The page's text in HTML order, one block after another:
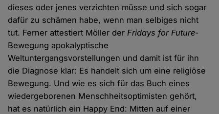
dieses oder jenes verzichten müsse und sich sogar
dafür zu schämen habe, wenn man selbiges nicht
tut. Ferner attestiert Möller der Fridays for Future-
Bewegung apokalyptische
Weltuntergangsvorstellungen und damit ist für ihn
die Diagnose klar: Es handelt sich um eine religiöse
Bewegung. Und wie es sich für das Buch eines
wiedergeborenen Menschheitsoptimisten gehört,
hat es natürlich ein Happy End: Mitten auf einer